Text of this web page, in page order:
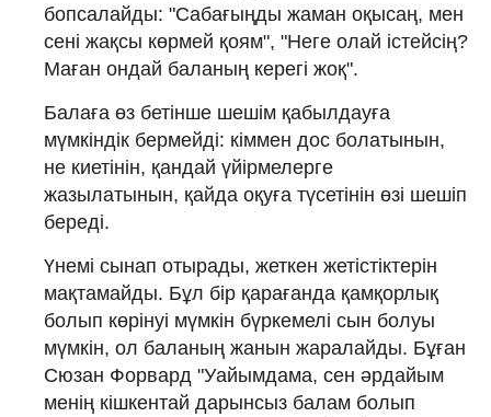
бопсалайды: "Сабағыңды жаман оқысаң, мен
сені жақсы көрмей қоям", "Неге олай істейсің?
Маған ондай баланың керегі жоқ".
Балаға өз бетінше шешім қабылдауға
мүмкіндік бермейді: кіммен дос болатынын,
не киетінін, қандай үйірмелерге
жазылатынын, қайда оқуға түсетінін өзі шешіп
береді.
Үнемі сынап отырады, жеткен жетістіктерін
мақтамайды. Бұл бір қарағанда қамқорлық
болып көрінуі мүмкін бүркемелі сын болуы
мүмкін, ол баланың жанын жаралайды. Бұған
Сюзан Форвард "Уайымдама, сен әрдайым
менің кішкентай дарынсыз балам болып